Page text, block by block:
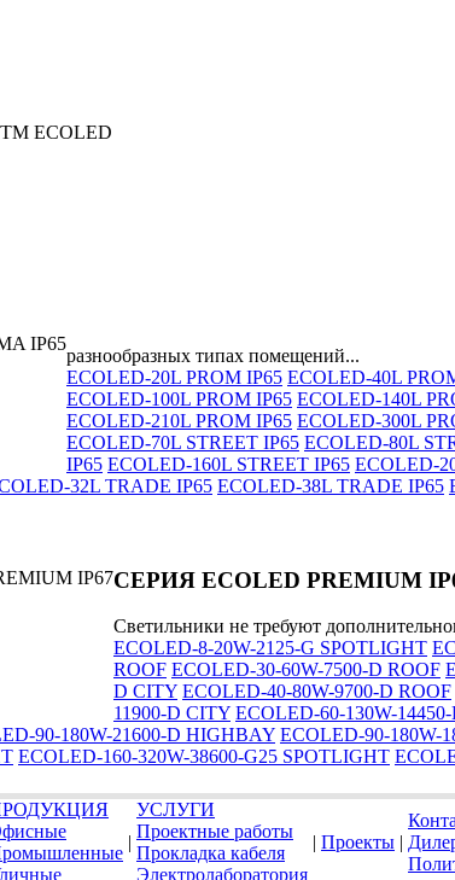
ECOLED
разнообразных типах помещений...
ECOLED-20L PROM IP65 ECOLED-40L
ECOLED-100L PROM IP65 ECOLED-140L
ECOLED-210L PROM IP65 ECOLED-300L
ECOLED-70L STREET IP65 ECOLED-80L
IP65 ECOLED-160L STREET IP65 ECOLED-
32L TRADE IP65 ECOLED-38L TRADE IP65
СЕРИЯ ECOLED PREMIUM
Светильники не требуют
ECOLED-8-20W-2125-G SPOTLIGHT
ROOF ECOLED-30-60W-7500-D ROOF
D CITY ECOLED-40-80W-9700-D ROOF
11900-D CITY ECOLED-60-130W-
90-180W-21600-D HIGHBAY ECOLED-90-180W-
ECOLED-160-320W-38600-G25 SPOTLIGHT
УСЛУГИ
Проектные работы
Прокладка кабеля
Электролаборатория
Проекты